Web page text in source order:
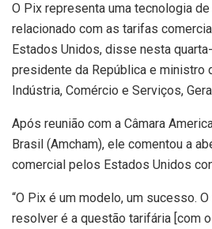
O Pix representa uma tecnologia
relacionado com as tarifas
Estados Unidos, disse nesta
presidente da República e ministro
Indústria, Comércio e Serviços,
Após reunião com a Câmara
Brasil (Amcham), ele comentou a
comercial pelos Estados Unidos
“O Pix é um modelo, um sucesso.
resolver é a questão tarifária [com